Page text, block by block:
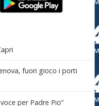
fuori gioco i porti
per Padre Pio”